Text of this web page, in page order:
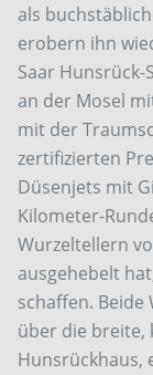
als
erobern ihn
Saar
an der Mosel
mit der
zertifizierten
Düsenjets mit
Kilometer-
Wurzeltellern
ausgehebelt
schaffen. Beide
über die breite,
Hunsrückhaus,